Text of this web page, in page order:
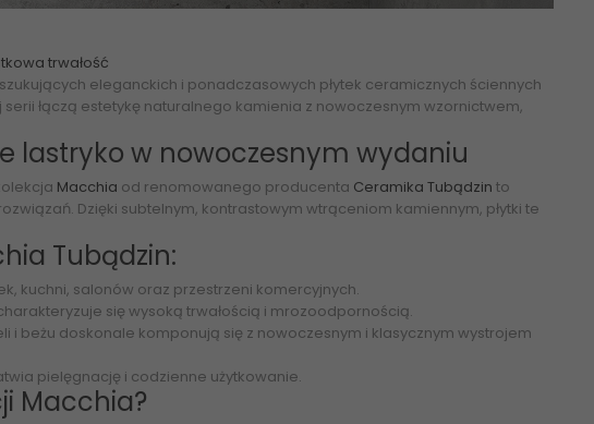
trwałość
eleganckich i ponadczasowych płytek ceramicznych ściennych
łączą estetykę naturalnego kamienia z nowoczesnym wzornictwem,
lastryko w nowoczesnym wydaniu
Macchia od renomowanego producenta Ceramika Tubądzin to
Dzięki subtelnym, kontrastowym wtrąceniom kamiennym, płytki te
Tubądzin:
kuchni, salonów oraz przestrzeni komercyjnych.
się wysoką trwałością i mrozoodpornością.
i beżu doskonale komponują się z nowoczesnym i klasycznym wystrojem
pielęgnację i codzienne użytkowanie.
Macchia?